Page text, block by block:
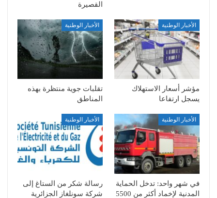
القصيرة
الأخبار الوطنية
مؤشر أسعار الاستهلاك
يسجل ارتفاعا
الأخبار الوطنية
تقلبات جوية منتظرة بهذه
المناطق
الأخبار الوطنية
في شهر واحد: تدخل الحماية
المدنية لإخماد أكثر من 5500
الأخبار الوطنية
رسالة شكر من الستاغ إلى
شركة سونلغاز الجزائرية